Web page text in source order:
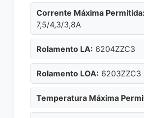
Corrente Máxima Permitida:
7,5/4,3/3,8A
Rolamento LA: 6204ZZC3
Rolamento LOA: 6203ZZC3
Temperatura Máxima